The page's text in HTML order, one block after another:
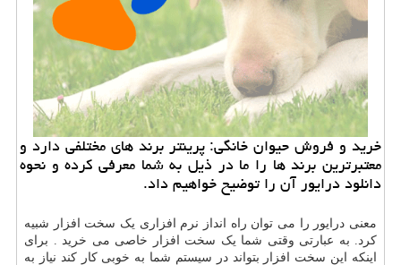
خرید و فروش حیوان خانگی: پرینتر برند های مختلفی دارد و
معتبرترین برند ها را ما در ذیل به شما معرفی كرده و نحوه
دانلود درایور آن را توضیح خواهیم داد.
معنی درایور را می توان راه انداز نرم افزاری یک سخت افزار شبیه
کرد. به عبارتی وقتی شما یک سخت افزار خاصی می خرید . برای
اینکه این سخت افزار بتواند در سیستم شما به خوبی کار کند نیاز به